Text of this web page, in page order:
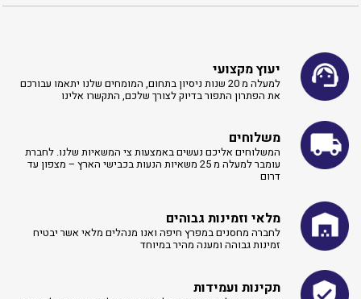
יעוץ מקצועי
למעלה מ 20 שנות ניסיון בתחום, המומחים שלנו יתאמו עבורכם
את הפתרון התפור בדיוק לצורך שלכם, התקשרו אלינו ​
משלוחים
המשלוחים אליכם נעשים באמצעות צי המשאיות שלנו. לחברת
עומבר למעלה מ 25 משאיות הנעות בכבישי הארץ – מצפון עד
דרום
מלאי וזמינות גבוהים
לחברה מחסנים במפרץ חיפה ואנו מנהלים מלאי אשר יבטיח
זמינות גבוהה ומענה מהיר במיוחד
תקינות ועמידות